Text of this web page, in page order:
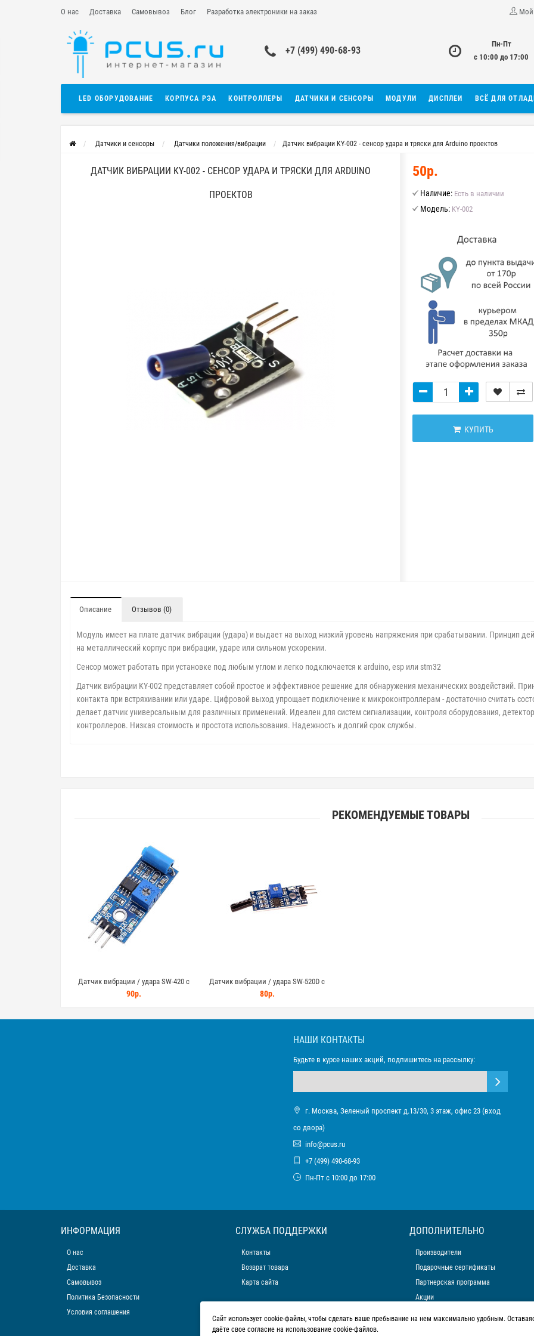
О нас Доставка Самовывоз Блог Разработка электроники на заказ Мой
+7 (499) 490-68-93
Пн-Пт
с 10:00 до 17:00
LED ОБОРУДОВАНИЕ КОРПУСА РЭА КОНТРОЛЛЕРЫ ДАТЧИКИ И СЕНСОРЫ МОДУЛИ ДИСПЛЕИ ВСЁ ДЛЯ
Датчики и сенсоры Датчики положения/вибрации Датчик вибрации KY-002 - сенсор удара и тряски для Arduino проектов
ДАТЧИК ВИБРАЦИИ KY-002 - СЕНСОР УДАРА И ТРЯСКИ ДЛЯ ARDUINO
ПРОЕКТОВ
50р.
Наличие: Есть в наличии
Модель: KY-002
КУПИТЬ
Описание Отзывов (0)
Модуль имеет на плате датчик вибрации (удара) и выдает на выход низкий уровень напряжения при срабатывании. Принцип
на металлический корпус при вибрации, ударе или сильном ускорении.
Сенсор может работать при установке под любым углом и легко подключается к arduino, esp или stm32
Датчик вибрации KY-002 представляет собой простое и эффективное решение для обнаружения механических воздействий.
контакта при встряхивании или ударе. Цифровой выход упрощает подключение к микроконтроллерам - достаточно считать
делает датчик универсальным для различных применений. Идеален для систем сигнализации, контроля оборудования,
контроллеров. Низкая стоимость и простота использования. Надежность и долгий срок службы.
РЕКОМЕНДУЕМЫЕ ТОВАРЫ
Датчик вибрации / удара SW-420 с
компаратором LM393 для Arduino
90р.
Датчик вибрации / удара SW-520D с
компаратором LM393 для Arduino
80р.
НАШИ КОНТАКТЫ
Будьте в курсе наших акций, подпишитесь на рассылку:
г. Москва, Зеленый проспект д.13/30, 3 этаж, офис 23 (вход
со двора)
info@pcus.ru
+7 (499) 490-68-93
Пн-Пт с 10:00 до 17:00
ИНФОРМАЦИЯ
О нас
Доставка
Самовывоз
Политика Безопасности
Условия соглашения
СЛУЖБА ПОДДЕРЖКИ
Контакты
Возврат товара
Карта сайта
ДОПОЛНИТЕЛЬНО
Производители
Подарочные сертификаты
Партнерская программа
Акции
Сайт использует cookie-файлы, чтобы сделать ваше пребывание на нем максимально удобным.
даёте свое согласие на использование cookie-файлов.